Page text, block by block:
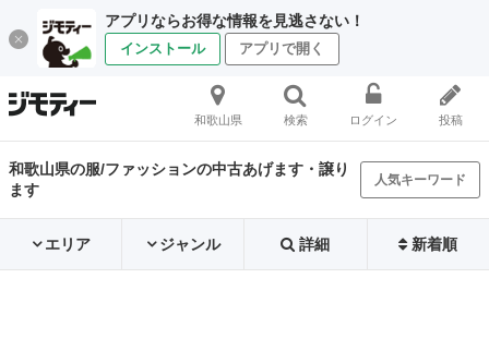
アプリならお得な情報を見逃さない！
インストール アプリで開く
和歌山県 検索 ログイン 投稿
和歌山県の服/ファッションの中古あげます・譲り
ます
人気キーワード
エリア ジャンル 詳細 新着順